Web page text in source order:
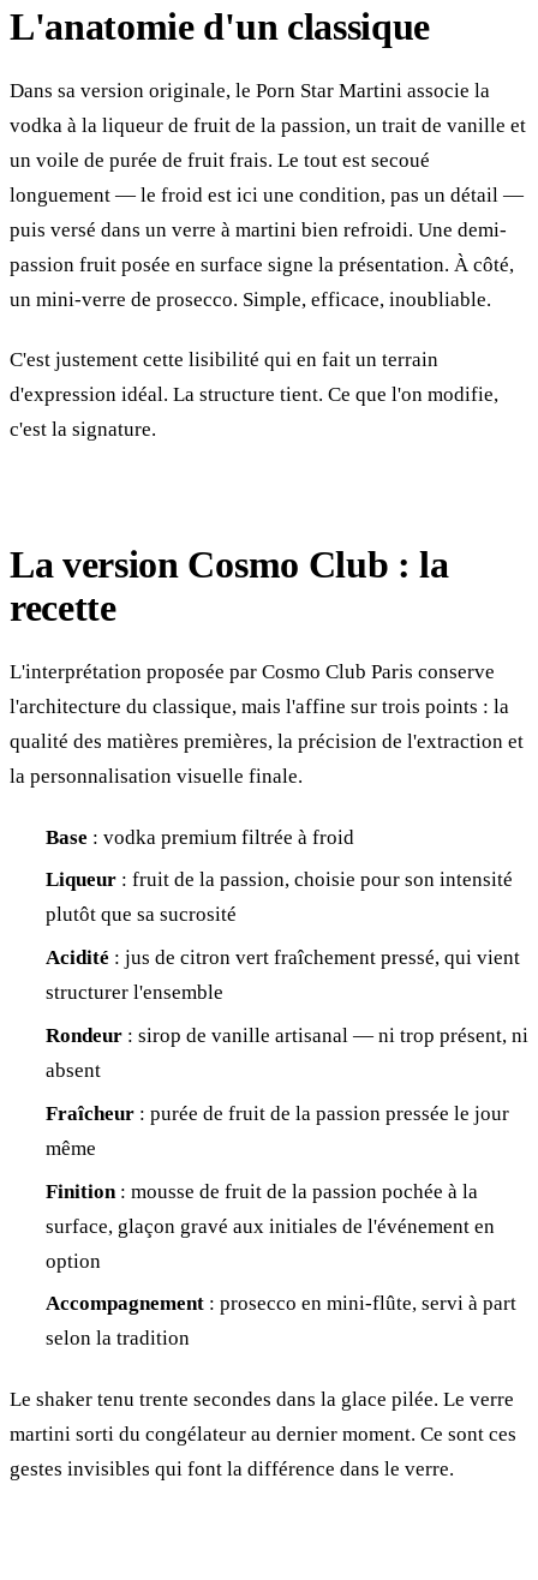
L'anatomie d'un classique
Dans sa version originale, le Porn Star Martini associe la
vodka à la liqueur de fruit de la passion, un trait de vanille et
un voile de purée de fruit frais. Le tout est secoué
longuement — le froid est ici une condition, pas un détail —
puis versé dans un verre à martini bien refroidi. Une demi-
passion fruit posée en surface signe la présentation. À côté,
un mini-verre de prosecco. Simple, efficace, inoubliable.
C'est justement cette lisibilité qui en fait un terrain
d'expression idéal. La structure tient. Ce que l'on modifie,
c'est la signature.
La version Cosmo Club : la
recette
L'interprétation proposée par Cosmo Club Paris conserve
l'architecture du classique, mais l'affine sur trois points : la
qualité des matières premières, la précision de l'extraction et
la personnalisation visuelle finale.
Base : vodka premium filtrée à froid
Liqueur: fruit de la passion, choisie pour son intensité
plutôt que sa sucrosité
Acidité : jus de citron vert fraîchement pressé, qui vient
structurer l'ensemble
Rondeur: sirop de vanille artisanal — ni trop présent, ni
absent
Fraîcheur: purée de fruit de la passion pressée le jour
même
Finition: mousse de fruit de la passion pochée à la
surface, glaçon gravé aux initiales de l'événement en
option
Accompagnement: prosecco en mini-flûte, servi à part
selon la tradition
Le shaker tenu trente secondes dans la glace pilée. Le verre
martini sorti du congélateur au dernier moment. Ce sont ces
gestes invisibles qui font la différence dans le verre.